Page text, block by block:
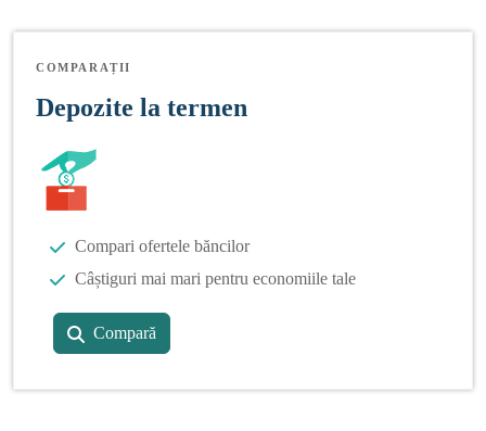
COMPARAȚII
Depozite la termen
Compari ofertele băncilor
Câștiguri mai mari pentru economiile tale
Compară